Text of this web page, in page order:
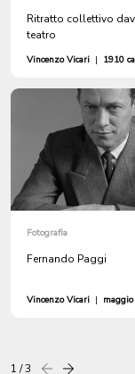
Ritratto collettivo
teatro
Vincenzo Vicari | 1910
Fotografia
Fernando Paggi
Vincenzo Vicari |
1 / 3 Precedentesuccessiva